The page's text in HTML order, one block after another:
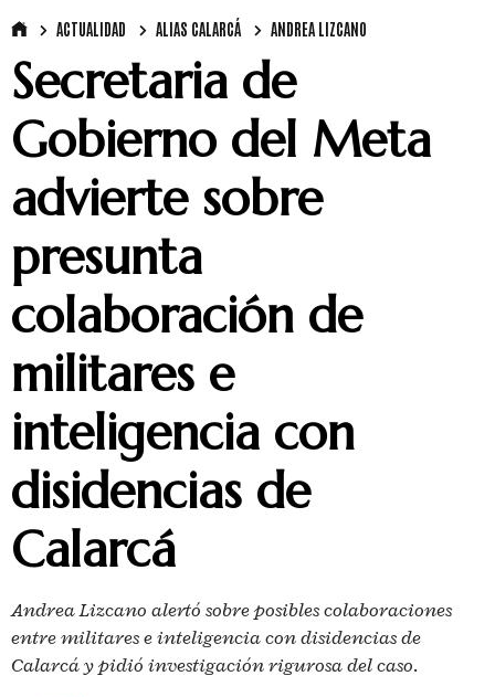
ACTUALIDAD ALIAS CALARCÁ ANDREA LIZCANO
Secretaria de
Gobierno del Meta
advierte sobre
presunta
colaboración de
militares e
inteligencia con
disidencias de
Calarcá
Andrea Lizcano alertó sobre posibles colaboraciones
entre militares e inteligencia con disidencias de
Calarcá y pidió investigación rigurosa del caso.